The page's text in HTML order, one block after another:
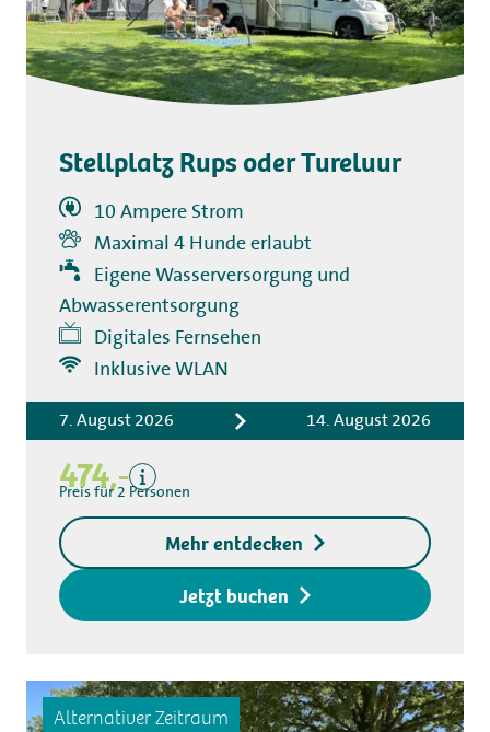
Stellplatz Rups oder Tureluur
10 Ampere Strom
Maximal 4 Hunde erlaubt
Eigene Wasserversorgung und
Abwasserentsorgung
Digitales Fernsehen
Inklusive WLAN
7. August 2026 14. August 2026
474,-
Exklusive
Hundeaufschlag € 5,50
pro Hund und Nacht,
maximal 14 Nächte
Preis für 2 Personen
Mehr entdecken
Jetzt buchen
Alternativer Zeitraum